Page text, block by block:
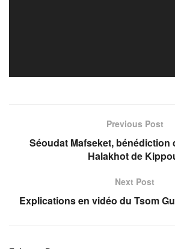
Previous Post
Séoudat Mafseket, bénédiction
Halakhot de
Next Post
Explications en vidéo du Tsom